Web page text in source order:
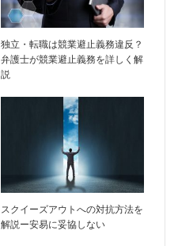
独立・転職は競業避止義務違反？
弁護士が競業避止義務を詳しく解
説
スクイーズアウトへの対抗方法を
解説ー安易に妥協しない